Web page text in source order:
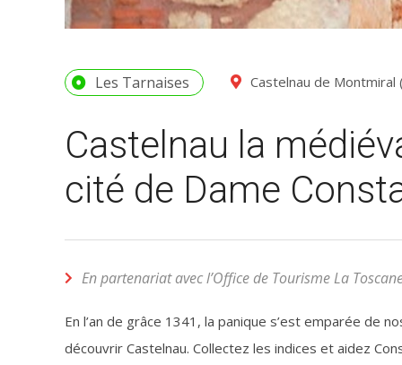
Les Tarnaises Castelnau de Montmiral
Castelnau la
cité de Dame
En partenariat avec l’Office de Tourisme La
En l’an de grâce 1341, la panique s’est emparée de
découvrir Castelnau. Collectez les indices et aidez